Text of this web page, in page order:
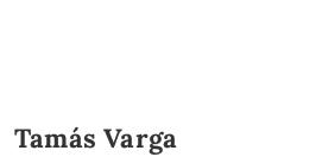
Tamás Varga